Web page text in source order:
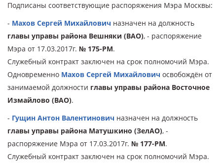
Подписаны соответствующие распоряжения Мэра Москвы:
- Махов Сергей Михайлович назначен на должность
главы управы района Вешняки (ВАО), - распоряжение
Мэра от 17.03.2017г. № 175-РМ.
Служебный контракт заключен на срок полномочий Мэра.
Одновременно Махов Сергей Михайлович освобождён от
занимаемой должности главы управы района Восточное
Измайлово (ВАО).
- Гущин Антон Валентинович назначен на должность
главы управы района Матушкино (ЗелАО), -
распоряжение Мэра от 17.03.2017г. № 177-РМ.
Служебный контракт заключен на срок полномочий Мэра.